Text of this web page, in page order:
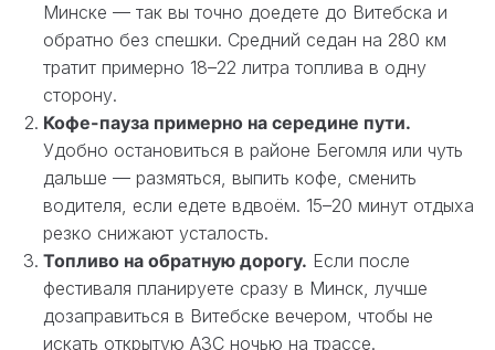
Минске — так вы точно доедете до Витебска и
обратно без спешки. Средний седан на 280 км
тратит примерно 18–22 литра топлива в одну
сторону.
Кофе-пауза примерно на середине пути.
Удобно остановиться в районе Бегомля или чуть
дальше — размяться, выпить кофе, сменить
водителя, если едете вдвоём. 15–20 минут отдыха
резко снижают усталость.
Топливо на обратную дорогу. Если после
фестиваля планируете сразу в Минск, лучше
дозаправиться в Витебске вечером, чтобы не
искать открытую АЗС ночью на трассе.